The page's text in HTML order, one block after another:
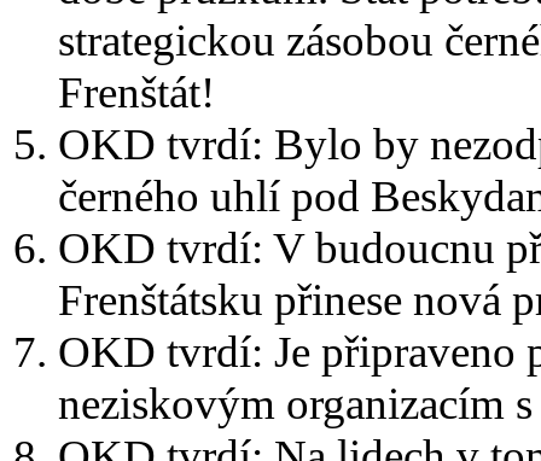
strategickou zásobou
Frenštát!
OKD tvrdí: Bylo by
černého uhlí pod
OKD tvrdí: V budoucnu
Frenštátsku přinese nová
OKD tvrdí: Je připraveno
neziskovým organizacím